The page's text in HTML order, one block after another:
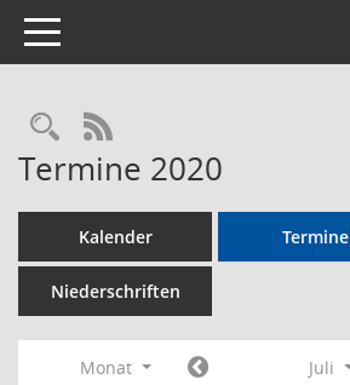
Toggle navigation
Rechercheauswahl
RSS-Feed
Termine 2020
Kalender Termine
Niederschriften
Monat Juli